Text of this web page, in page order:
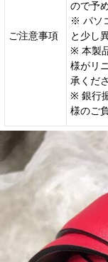
ご注意事項
ので予
※ パソ
と少し
※ 本製
様がリ
承くだ
※ 銀行
様のご